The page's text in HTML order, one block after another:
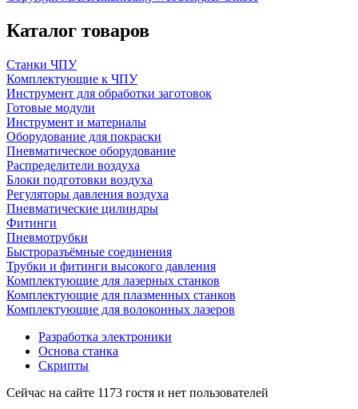
Каталог товаров
Станки ЧПУ
Комплектующие к ЧПУ
Инструмент для обработки заготовок
Готовые модули
Инструмент и материалы
Оборудование для покраски
Пневматическое оборудование
Распределители воздуха
Блоки подготовки воздуха
Регуляторы давления воздуха
Пневматические цилиндры
Фитинги
Пневмотрубки
Быстроразъёмные соединения
Трубки и фитинги высокого давления
Комплектующие для лазерных станков
Комплектующие для плазменных станков
Комплектующие для волоконных лазеров
Разработка электроники
Основа станка
Скрипты
Сейчас на сайте 1173 гостя и нет пользователей